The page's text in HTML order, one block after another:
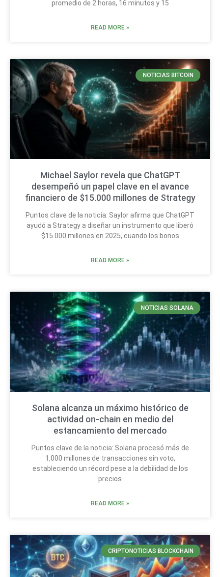
promedio de 2 horas, 16 minutos y 15
READ MORE »
NOTICIAS BITCOIN
Michael Saylor revela que ChatGPT
desempeñó un papel clave en el avance
financiero de $15.000 millones de Strategy
Puntos clave de la noticia: Saylor afirma que ChatGPT
ayudó a Strategy a diseñar un instrumento que liberó
$15.000 millones en 2025, cuando los bonos
READ MORE »
NOTICIAS SOLANA
Solana alcanza un máximo histórico de
actividad on-chain en medio del
estancamiento del mercado
Puntos clave de la noticia: Solana procesó más de
1,000 millones de transacciones sin voto,
estableciendo un récord pese a la debilidad de los
precios
READ MORE »
CRIPTONOTICIAS BLOCKCHAIN